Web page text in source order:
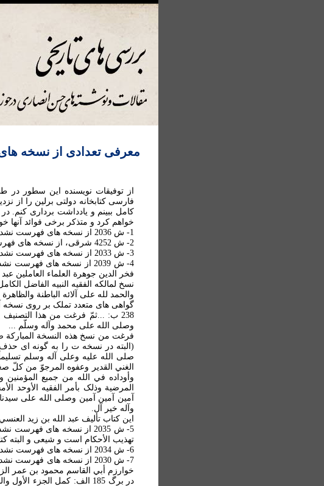
معرفی تعدادی از نسخه
از توفيقات نويسنده اين سطور در
فارسی کتابخانه دولتی برلين را از
کامل ببينم و يادداشت برداری
خواهم کرد و متذکر برخی فوائد آنها
1- ش 2036 از نسخه های فهرست نشده: نسخه متأخری از ديوان متنبي. نسخه يمنی است.
2- ش 4252 شرقی، از نسخه های فهرست نشده: نسخه ای از شاهنامه است.
3- ش 2033 از نسخه های فهرست نشده: جلد اول روح الروح فيما حدث بعد المائة التاسعة من الفتن والفتوح. متأخر.
4- ش 2039 از نسخه های فهرست
فخر الدين جوهرة العلماء العاملين
نسخ لمالکه الفقيه النبيه الفاضل
والحمد لله علی آلائه الباطنة
گواهی های متعدد تملک بر روی
238 ب: ...ثمّ فرغت من هذا
وصلی الله علی محمد وآله وسلّم ...
فرغت من نسخ هذه النسخة
(البته در نسخه ت را به گونه ای
صلی الله عليه وعلی آله وسلم تسليماً
الغني القدير وعفوه المرجوّ من کلّ
وأوداده في الله من جميع المؤمنين
المرضية وذلک بأمر الفقيه الأوحد
آمين آمين آمين وصلی الله علی
وآله خير آل.
اين کتاب تأليف عبد الله بن زيد
5- ش 2035 از نسخه های
تهذيب الأحکام است و شيعی و البته
6- ش 2034 از نسخه های فهرست نشده: الشموس والأقمار. نسخه ای است کم و بيش متأخر.
7- ش 2030 از نسخه های
خوارزم أبي القاسم محمود بن عمر
در برگ 185 الف: کمل